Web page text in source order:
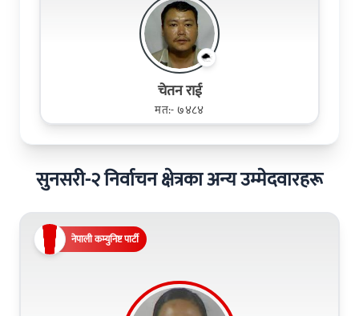
चेतन राई
मत:- ७४८४
सुनसरी-२ निर्वाचन क्षेत्रका अन्य उम्मेदवारहरू
नेपाली कम्युनिष्ट पार्टी